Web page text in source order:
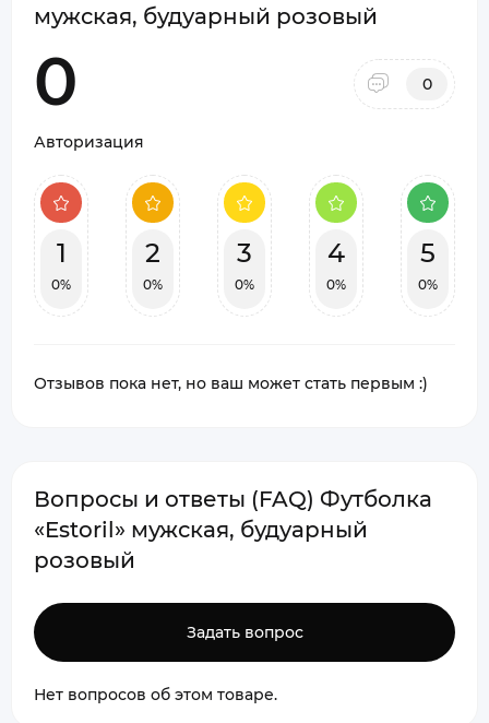
мужская, будуарный розовый
0 0
Авторизация
1
0%
2
0%
3
0%
4
0%
5
0%
Отзывов пока нет, но ваш может стать первым :)
Вопросы и ответы (FAQ) Футболка
«Estoril» мужская, будуарный
розовый
Задать вопрос
Нет вопросов об этом товаре.